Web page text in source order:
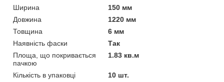
Ширина
150 мм
Довжина
1220 мм
Товщина
6 мм
Наявність фаски
Так
Площа, що покривається
пачкою
1.83 кв.м
Кількість в упаковці
10 шт.